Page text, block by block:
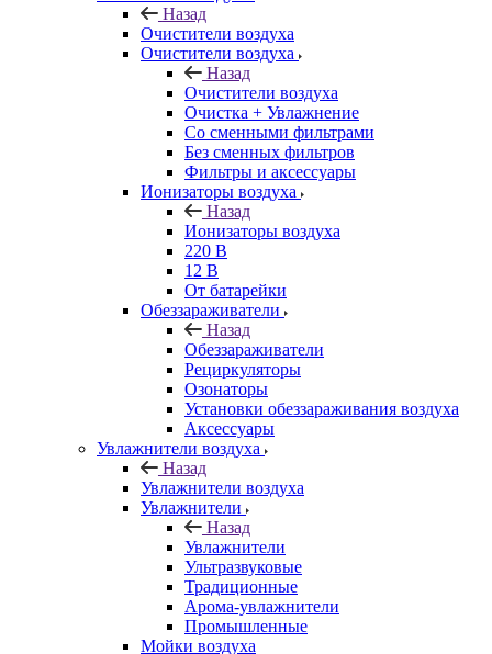
Назад
Очистители воздуха
Очистители воздуха
Назад
Очистители воздуха
Очистка + Увлажнение
Cо сменными фильтрами
Без сменных фильтров
Фильтры и аксессуары
Ионизаторы воздуха
Назад
Ионизаторы воздуха
220 В
12 В
От батарейки
Обеззараживатели
Назад
Обеззараживатели
Рециркуляторы
Озонаторы
Установки обеззараживания воздуха
Аксессуары
Увлажнители воздуха
Назад
Увлажнители воздуха
Увлажнители
Назад
Увлажнители
Ультразвуковые
Традиционные
Арома-увлажнители
Промышленные
Мойки воздуха